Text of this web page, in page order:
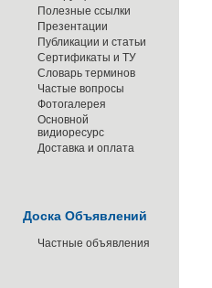
Полезные ссылки
Презентации
Публикации и статьи
Сертификаты и ТУ
Словарь терминов
Частые вопросы
Фотогалерея
Основной
видиоресурс
Доставка и оплата
Доска Объявлений
Частные объявления